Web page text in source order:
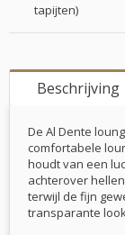
tapijten)
Beschrijving
De Al Dente
comfortabele
houdt van een
achterover
terwijl de fijn
transparante